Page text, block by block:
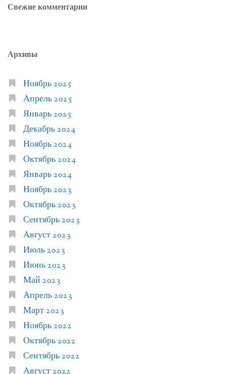
Свежие комментарии
Архивы
Ноябрь 2025
Апрель 2025
Январь 2025
Декабрь 2024
Ноябрь 2024
Октябрь 2024
Январь 2024
Ноябрь 2023
Октябрь 2023
Сентябрь 2023
Август 2023
Июль 2023
Июнь 2023
Май 2023
Апрель 2023
Март 2023
Ноябрь 2022
Октябрь 2022
Сентябрь 2022
Август 2022